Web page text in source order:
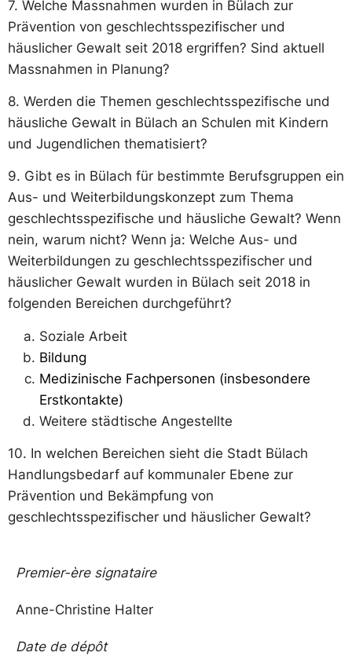
7. Welche Massnahmen wurden in Bülach zur
Prävention von geschlechtsspezifischer und
häuslicher Gewalt seit 2018 ergriffen? Sind aktuell
Massnahmen in Planung?
8. Werden die Themen geschlechtsspezifische und
häusliche Gewalt in Bülach an Schulen mit Kindern
und Jugendlichen thematisiert?
9. Gibt es in Bülach für bestimmte Berufsgruppen ein
Aus- und Weiterbildungskonzept zum Thema
geschlechtsspezifische und häusliche Gewalt? Wenn
nein, warum nicht? Wenn ja: Welche Aus- und
Weiterbildungen zu geschlechtsspezifischer und
häuslicher Gewalt wurden in Bülach seit 2018 in
folgenden Bereichen durchgeführt?
Soziale Arbeit
Bildung
Medizinische Fachpersonen (insbesondere
Erstkontakte)
Weitere städtische Angestellte
10. In welchen Bereichen sieht die Stadt Bülach
Handlungsbedarf auf kommunaler Ebene zur
Prävention und Bekämpfung von
geschlechtsspezifischer und häuslicher Gewalt?
Premier-ère signataire
Anne-Christine Halter
Date de dépôt